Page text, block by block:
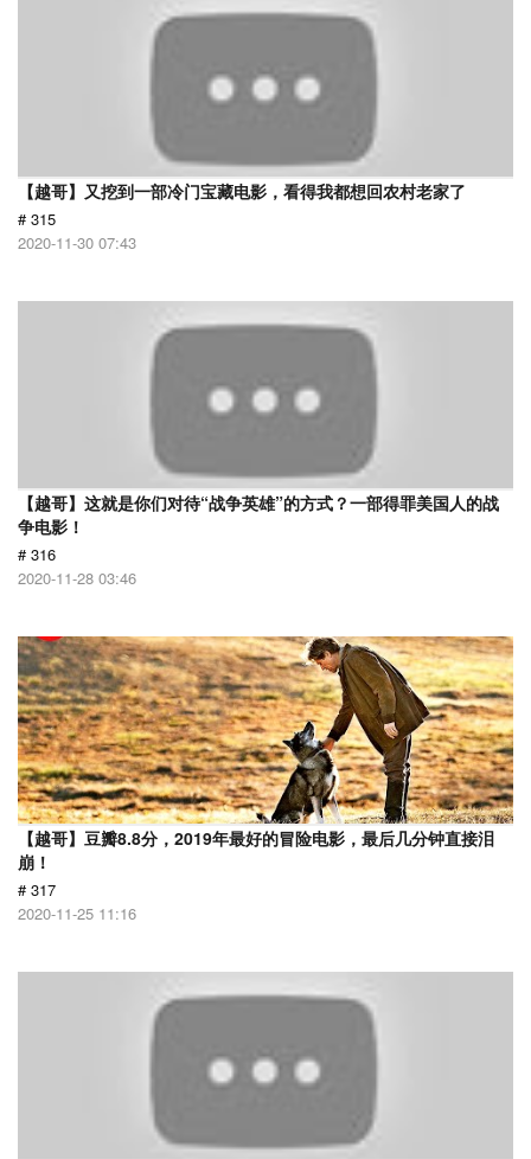
【越哥】又挖到一部冷门宝藏电影，看得我都想回农村老家了
# 315
2020-11-30 07:43
【越哥】这就是你们对待“战争英雄”的方式？一部得罪美国人的战
争电影！
# 316
2020-11-28 03:46
【越哥】豆瓣8.8分，2019年最好的冒险电影，最后几分钟直接泪
崩！
# 317
2020-11-25 11:16